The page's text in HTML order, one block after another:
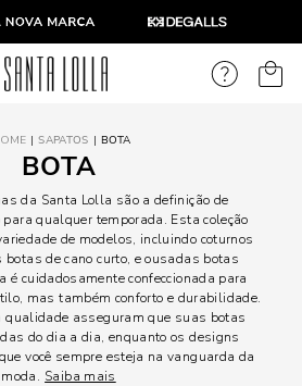
SAPATOS BOTA
BOTA
da Santa Lolla são a definição de
qualquer temporada. Esta coleção
de modelos, incluindo coturnos
de cano curto, e ousadas botas
é cuidadosamente confeccionada para
mas também conforto e durabilidade.
asseguram que suas botas
do dia a dia, enquanto os designs
você sempre esteja na vanguarda da
moda. Saiba mais